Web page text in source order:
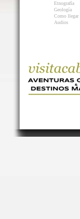
Etnografía
Geología
Como llegar
Audios